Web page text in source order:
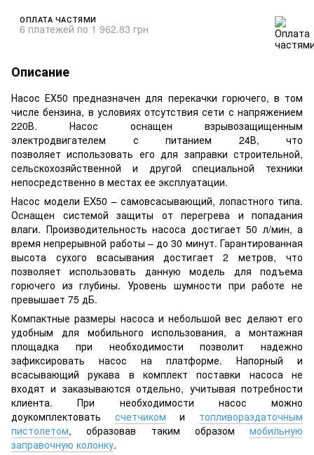
ОПЛАТА ЧАСТЯМИ
6 платежей по 1 962.83 грн
Описание
Насос ЕХ50 предназначен для перекачки горючего, в том
числе бензина, в условиях отсутствия сети с напряжением
220В. Насос оснащен взрывозащищенным
электродвигателем с питанием 24В, что
позволяет использовать его для заправки строительной,
сельскохозяйственной и другой специальной техники
непосредственно в местах ее эксплуатации.
Насос модели EX50 – самовсасывающий, лопастного типа.
Оснащен системой защиты от перегрева и попадания
влаги. Производительность насоса достигает 50 л/мин, а
время непрерывной работы – до 30 минут. Гарантированная
высота сухого всасывания достигает 2 метров, что
позволяет использовать данную модель для подъема
горючего из глубины. Уровень шумности при работе не
превышает 75 дБ.
Компактные размеры насоса и небольшой вес делают его
удобным для мобильного использования, а монтажная
площадка при необходимости позволит надежно
зафиксировать насос на платформе. Напорный и
всасывающий рукава в комплект поставки насоса не
входят и заказываются отдельно, учитывая потребности
клиента. При необходимости насос можно
доукомплектовать счетчиком и топливораздаточным
пистолетом, образовав таким образом мобильную
заправочную колонку.